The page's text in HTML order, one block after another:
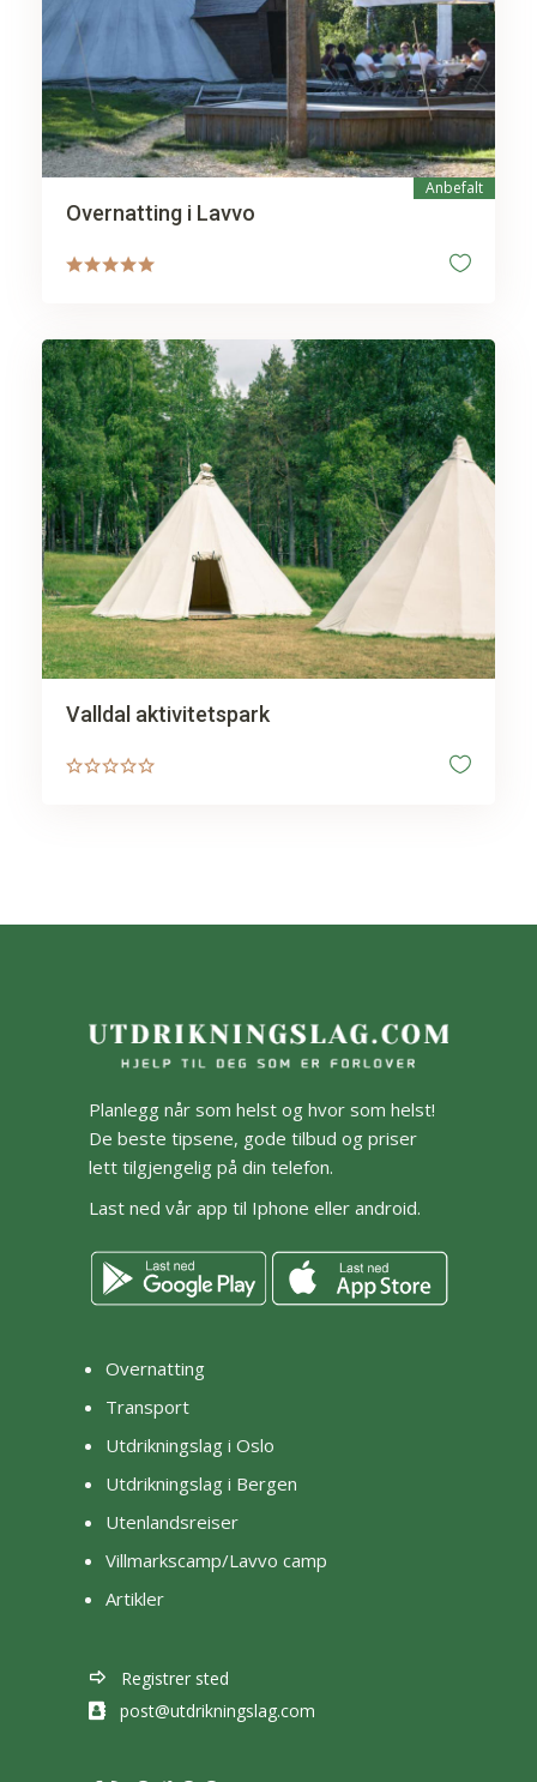
Anbefalt
Overnatting i Lavvo
Valldal aktivitetspark
Planlegg når som helst og hvor som helst!
De beste tipsene, gode tilbud og priser
lett tilgjengelig på din telefon.
Last ned vår app til Iphone eller android.
Overnatting
Transport
Utdrikningslag i Oslo
Utdrikningslag i Bergen
Utenlandsreiser
Villmarkscamp/Lavvo camp
Artikler
Registrer sted
post@utdrikningslag.com